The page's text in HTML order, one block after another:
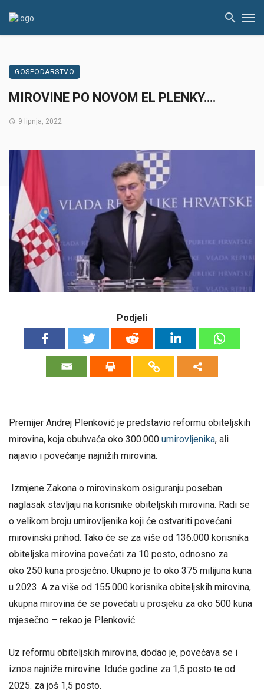
GOSPODARSTVO
MIROVINE PO NOVOM EL PLENKY….
9 lipnja, 2022
Podjeli
Premijer Andrej Plenković je predstavio reformu obiteljskih
mirovina, koja obuhvaća oko 300.000 umirovljenika, ali
najavio i povećanje najnižih mirovina.
Izmjene Zakona o mirovinskom osiguranju poseban
naglasak stavljaju na korisnike obiteljskih mirovina. Radi se
o velikom broju umirovljenika koji će ostvariti povećani
mirovinski prihod. Tako će se za više od 136.000 korisnika
obiteljska mirovina povećati za 10 posto, odnosno za
oko 250 kuna prosječno. Ukupno je to oko 375 milijuna kuna
u 2023. A za više od 155.000 korisnika obiteljskih mirovina,
ukupna mirovina će se povećati u prosjeku za oko 500 kuna
mjesečno – rekao je Plenković.
Uz reformu obiteljskih mirovina, dodao je, povećava se i
iznos najniže mirovine. Iduće godine za 1,5 posto te od
2025. za još 1,5 posto.